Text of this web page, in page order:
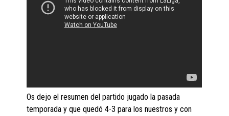
Os dejo el resumen del partido jugado la pasada
temporada y que quedó 4-3 para los nuestros y con